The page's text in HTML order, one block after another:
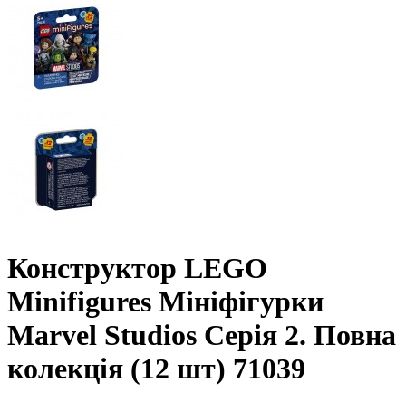
Конструктор LEGO
Minifigures Мініфігурки
Marvel Studios Cерія 2. Повна
колекція (12 шт) 71039